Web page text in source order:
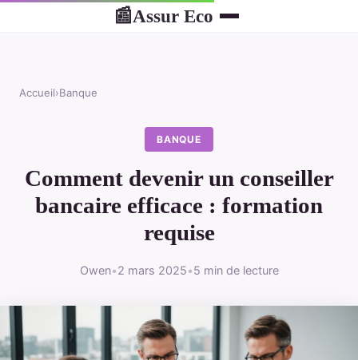
📰Assur Eco
Accueil›Banque
BANQUE
Comment devenir un conseiller
bancaire efficace : formation
requise
Owen•2 mars 2025•5 min de lecture